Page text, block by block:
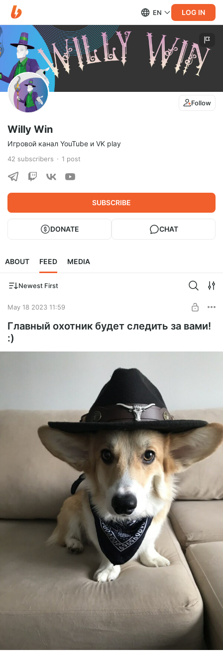
EN LOG IN
Follow
Willy Win
Игровой канал YouTube и VK play
42 subscribers 1 post
SUBSCRIBE
DONATE CHAT
ABOUT FEED MEDIA
Newest First
May 18 2023 11:59
Главный охотник будет следить за вами!
:)